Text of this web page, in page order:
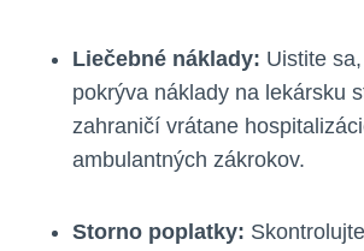
Liečebné náklady: Uistite
pokrýva náklady na lekársku
zahraničí vrátane
ambulantných zákrokov.
Storno poplatky: